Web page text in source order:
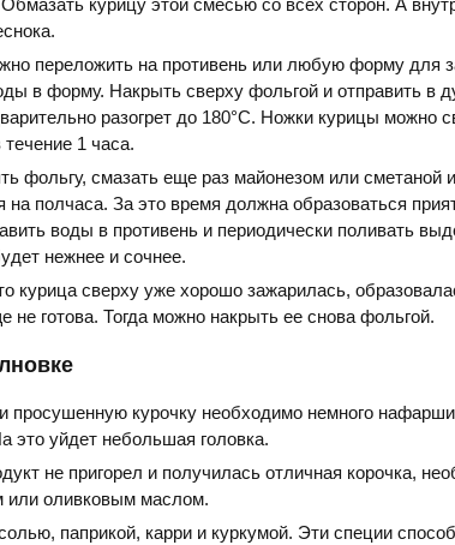
курицу этой смесью со всех сторон. А
переложить на противень или любую форму для
в форму. Накрыть сверху фольгой и отправить в
разогрет до 180°С. Ножки курицы можно
течение 1 часа.
фольгу, смазать еще раз майонезом или сметаной
на полчаса. За это время должна образоваться
воды в противень и периодически поливать
нежнее и сочнее.
курица сверху уже хорошо зажарилась,
не готова. Тогда можно накрыть ее снова фольгой.
просушенную курочку необходимо немного
это уйдет небольшая головка.
не пригорел и получилась отличная корочка,
или оливковым маслом.
паприкой, карри и куркумой. Эти специи